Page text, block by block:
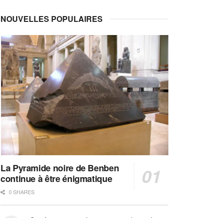
NOUVELLES POPULAIRES
La Pyramide noire de Benben
continue à être énigmatique
0 SHARES